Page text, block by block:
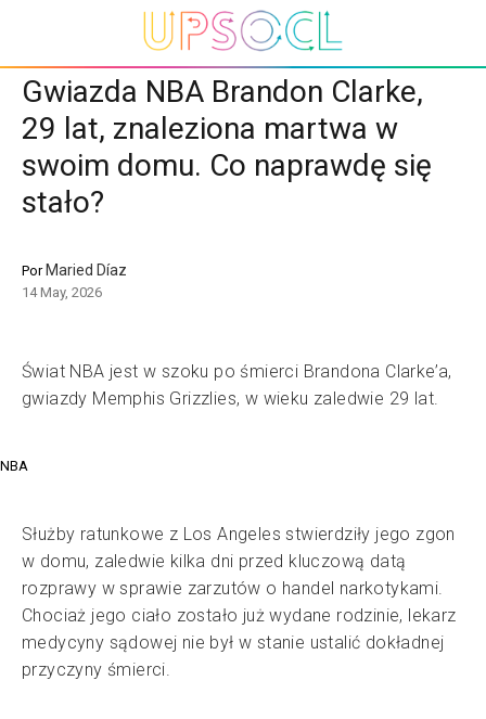
Gwiazda NBA Brandon Clarke,
29 lat, znaleziona martwa w
swoim domu. Co naprawdę się
stało?
Por Maried Díaz
14 May, 2026
Świat NBA jest w szoku po śmierci Brandona Clarke’a,
gwiazdy Memphis Grizzlies, w wieku zaledwie 29 lat.
NBA
Służby ratunkowe z Los Angeles stwierdziły jego zgon
w domu, zaledwie kilka dni przed kluczową datą
rozprawy w sprawie zarzutów o handel narkotykami.
Chociaż jego ciało zostało już wydane rodzinie, lekarz
medycyny sądowej nie był w stanie ustalić dokładnej
przyczyny śmierci.